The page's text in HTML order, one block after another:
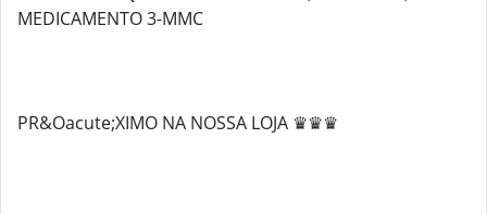
MEDICAMENTO 3-MMC
PR&Oacute;XIMO NA NOSSA LOJA ♛♛♛